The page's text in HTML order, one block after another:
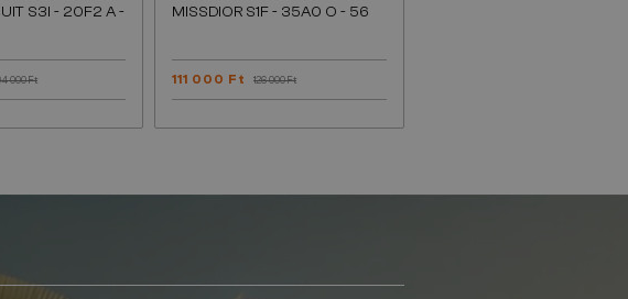
S3I - 20F2 A -
000 Ft
MISSDIOR S1F - 35A0 O - 56
111 000 Ft 126 000 Ft